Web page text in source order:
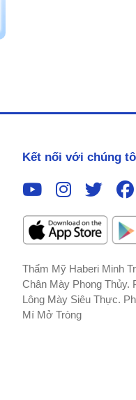
Kết nối với chúng
Thẩm Mỹ Haberi Minh
Chân Mày Phong Thủy.
Lông Mày Siêu Thực.
Mí Mở Tròng